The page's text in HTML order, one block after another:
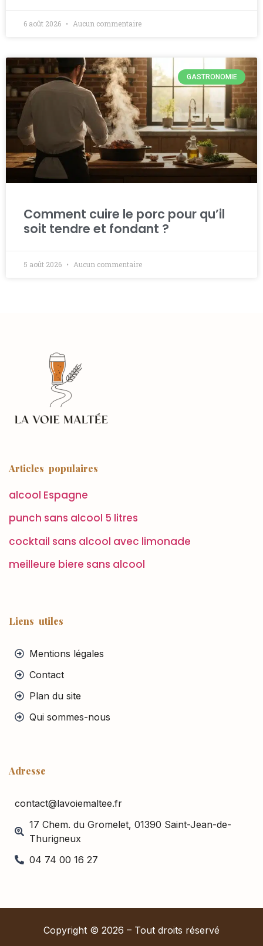
6 août 2026 Aucun commentaire
GASTRONOMIE
Comment cuire le porc pour qu’il
soit tendre et fondant ?
5 août 2026 Aucun commentaire
Articles populaires
alcool Espagne
punch sans alcool 5 litres
cocktail sans alcool avec limonade
meilleure biere sans alcool
Liens utiles
Mentions légales
Contact
Plan du site
Qui sommes-nous
Adresse
contact@lavoiemaltee.fr
17 Chem. du Gromelet, 01390 Saint-Jean-de-
Thurigneux
04 74 00 16 27
Copyright © 2026 – Tout droits réservé